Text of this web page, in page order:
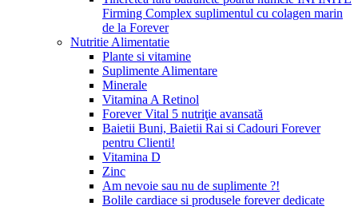
Firming Complex suplimentul cu colagen marin
de la Forever
Nutritie Alimentatie
Plante si vitamine
Suplimente Alimentare
Minerale
Vitamina A Retinol
Forever Vital 5 nutriţie avansată
Baietii Buni, Baietii Rai si Cadouri Forever
pentru Clienti!
Vitamina D
Zinc
Am nevoie sau nu de suplimente ?!
Bolile cardiace si produsele forever dedicate